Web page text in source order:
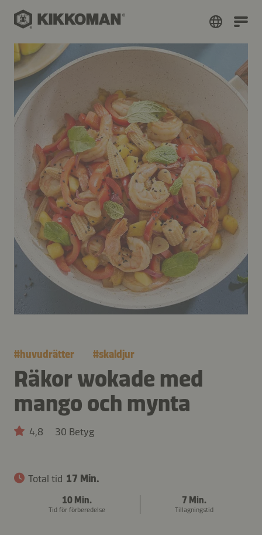
#huvudrätter #skaldjur
Räkor wokade med
mango och mynta
4,8 30 Betyg
Total tid 17 Min.
10 Min.
Tid för förberedelse
7 Min.
Tillagningstid